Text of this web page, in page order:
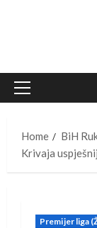
Primary
Home
BiH
Krivaja
Premijer liga